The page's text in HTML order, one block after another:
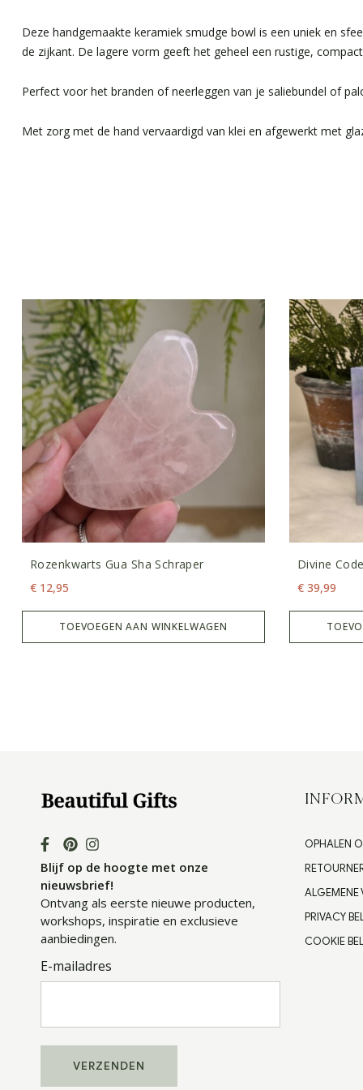
Deze handgemaakte keramiek smudge bowl is een uniek en
de zijkant. De lagere vorm geeft het geheel een rustige,
Perfect voor het branden of neerleggen van je saliebundel of
Met zorg met de hand vervaardigd van klei en afgewerkt met
Rozenkwarts Gua Sha Schraper
€ 12,95
TOEVOEGEN AAN WINKELWAGEN
Divine
€ 39,99
Blijf op de hoogte met onze
nieuwsbrief!
Ontvang als eerste nieuwe producten,
workshops, inspiratie en exclusieve
aanbiedingen.
E-mailadres
OPHALEN
ALGEMENE
PRIVACY
COOKIE